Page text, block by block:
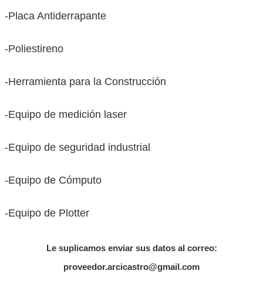
-Placa Antiderrapante
-Poliestireno
-Herramienta para la Construcción
-Equipo de medición laser
-Equipo de seguridad industrial
-Equipo de Cómputo
-Equipo de Plotter
Le suplicamos enviar sus datos al correo:
proveedor.arcicastro@gmail.com